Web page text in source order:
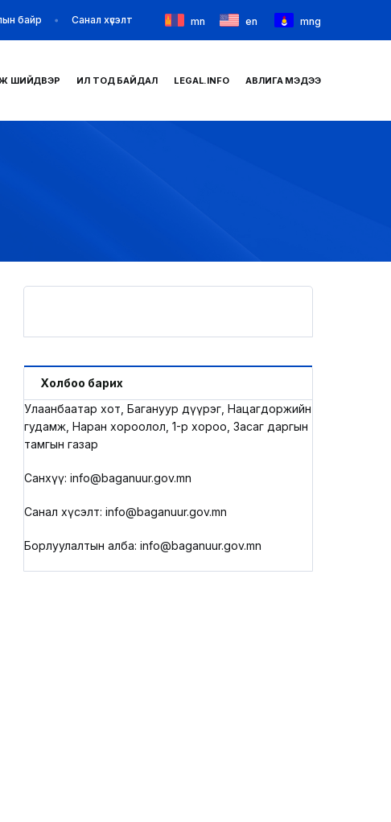
ИЛ ТОД БАЙДАЛ
АВЛИГА МЭДЭЭ
байр Санал хүсэлт mn en mng
ШИЙДВЭР ИЛ ТОД БАЙДАЛ LEGAL.INFO АВЛИГА МЭДЭЭ
Холбоо барих
Улаанбаатар хот, Багануур дүүрэг, Нацагдоржийн
гудамж, Наран хороолол, 1-р хороо, Засаг даргын
тамгын газар
Санхүү: info@baganuur.gov.mn
Санал хүсэлт: info@baganuur.gov.mn
Борлуулалтын алба: info@baganuur.gov.mn